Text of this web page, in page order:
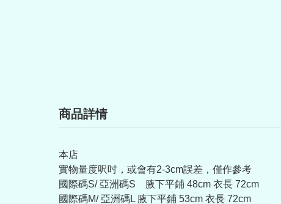
商品詳情
本店
實物量度呎吋，或會有2-3cm誤差，僅作參考
國際碼S/ 亞洲碼S 腋下平鋪 48cm 衣長 72cm
國際碼M/ 亞洲碼L 腋下平鋪 53cm 衣長 72cm